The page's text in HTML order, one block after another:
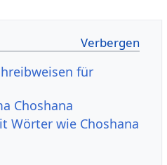
für
Choshana
Wörter wie Choshana